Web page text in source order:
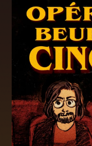
Balados
À